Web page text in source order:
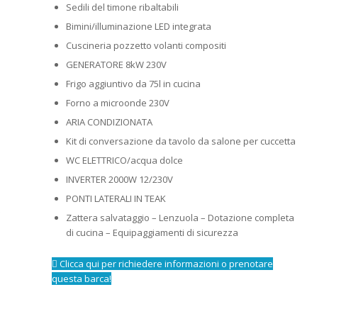
Sedili del timone ribaltabili
Bimini/illuminazione LED integrata
Cuscineria pozzetto volanti compositi
GENERATORE 8kW 230V
Frigo aggiuntivo da 75l in cucina
Forno a microonde 230V
ARIA CONDIZIONATA
Kit di conversazione da tavolo da salone per cuccetta
WC ELETTRICO/acqua dolce
INVERTER 2000W 12/230V
PONTI LATERALI IN TEAK
Zattera salvataggio – Lenzuola – Dotazione completa
di cucina – Equipaggiamenti di sicurezza
Clicca qui per richiedere informazioni o prenotare
questa barca!